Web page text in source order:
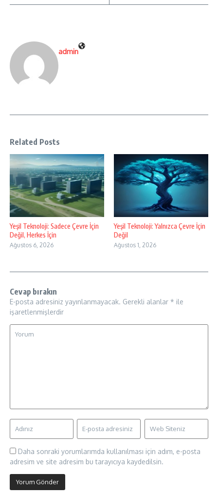
admin
Related Posts
Yeşil Teknoloji: Sadece Çevre İçin
Değil, Herkes İçin
Ağustos 6, 2026
Yeşil Teknoloji: Yalnızca Çevre İçin
Değil
Ağustos 1, 2026
Cevap bırakın
E-posta adresiniz yayınlanmayacak. Gerekli alanlar * ile
işaretlenmişlerdir
Daha sonraki yorumlarımda kullanılması için adım, e-posta
adresim ve site adresim bu tarayıcıya kaydedilsin.